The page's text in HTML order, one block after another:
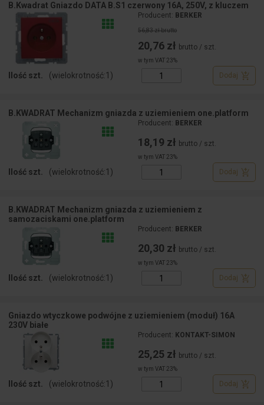
B.Kwadrat Gniazdo DATA B.S1 czerwony 16A, 250V, z kluczem
Producent: BERKER
56,83 zł brutto
20,76 zł brutto / szt.
w tym VAT 23%
Ilość szt. (wielokrotność:1 ) Dodaj
B.KWADRAT Mechanizm gniazda z uziemieniem one.platform
Producent: BERKER
18,19 zł brutto / szt.
w tym VAT 23%
Ilość szt. (wielokrotność:1 ) Dodaj
B.KWADRAT Mechanizm gniazda z uziemieniem z
samozaciskami one.platform
Producent: BERKER
20,30 zł brutto / szt.
w tym VAT 23%
Ilość szt. (wielokrotność:1 ) Dodaj
Gniazdo wtyczkowe podwójne z uziemieniem (moduł) 16A
230V białe
Producent: KONTAKT-SIMON
25,25 zł brutto / szt.
w tym VAT 23%
Ilość szt. (wielokrotność:1 ) Dodaj